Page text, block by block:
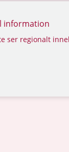
information
ser regionalt